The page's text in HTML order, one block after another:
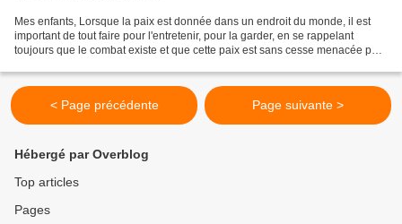
Mes enfants, Lorsque la paix est donnée dans un endroit du monde, il est
important de tout faire pour l'entretenir, pour la garder, en se rappelant
toujours que le combat existe et que cette paix est sans cesse menacée par
< Page précédente Page suivante >
Hébergé par Overblog
Top articles
Pages